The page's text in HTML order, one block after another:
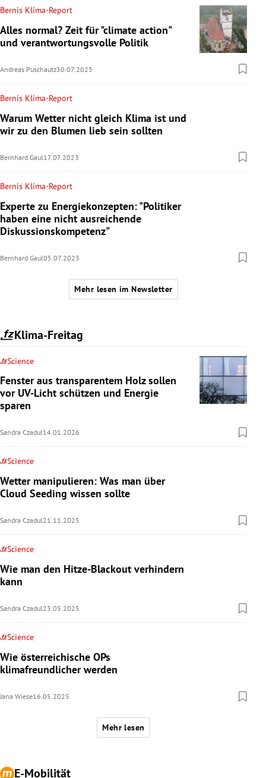
Bernis Klima-Report
Alles normal? Zeit für "climate action"
und verantwortungsvolle Politik
Andreas Puschautz30.07.2023
Bernis Klima-Report
Warum Wetter nicht gleich Klima ist und
wir zu den Blumen lieb sein sollten
Bernhard Gaul 17.07.2023
Bernis Klima-Report
Experte zu Energiekonzepten: "Politiker
haben eine nicht ausreichende
Diskussionskompetenz"
Bernhard Gaul05.07.2023
Mehr lesen im Newsletter
Klima-Freitag
Science
Fenster aus transparentem Holz sollen
vor UV-Licht schützen und Energie
sparen
Sandra Czadul14.01.2026
Science
Wetter manipulieren: Was man über
Cloud Seeding wissen sollte
Sandra Czadul21.11.2025
Science
Wie man den Hitze-Blackout verhindern
kann
Sandra Czadul23.05.2025
Science
Wie österreichische OPs
klimafreundlicher werden
Jana Wiese16.05.2025
Mehr lesen
E-Mobilität